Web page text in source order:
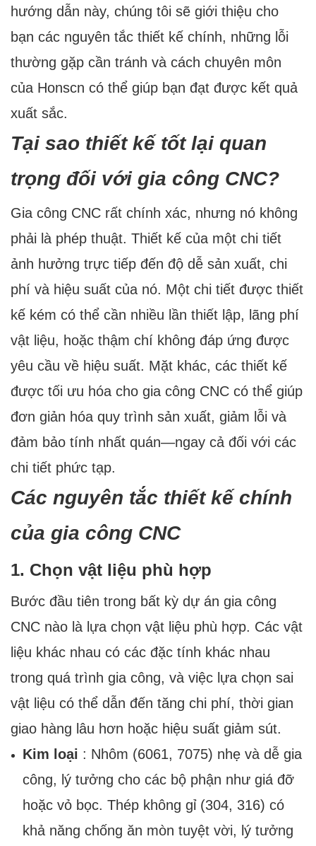
hướng dẫn này, chúng tôi sẽ giới thiệu cho
bạn các nguyên tắc thiết kế chính, những lỗi
thường gặp cần tránh và cách chuyên môn
của Honscn có thể giúp bạn đạt được kết quả
xuất sắc.
Tại sao thiết kế tốt lại quan
trọng đối với gia công CNC?
Gia công CNC rất chính xác, nhưng nó không
phải là phép thuật. Thiết kế của một chi tiết
ảnh hưởng trực tiếp đến độ dễ sản xuất, chi
phí và hiệu suất của nó. Một chi tiết được thiết
kế kém có thể cần nhiều lần thiết lập, lãng phí
vật liệu, hoặc thậm chí không đáp ứng được
yêu cầu về hiệu suất. Mặt khác, các thiết kế
được tối ưu hóa cho gia công CNC có thể giúp
đơn giản hóa quy trình sản xuất, giảm lỗi và
đảm bảo tính nhất quán—ngay cả đối với các
chi tiết phức tạp.
Các nguyên tắc thiết kế chính
của gia công CNC
1. Chọn vật liệu phù hợp
Bước đầu tiên trong bất kỳ dự án gia công
CNC nào là lựa chọn vật liệu phù hợp. Các vật
liệu khác nhau có các đặc tính khác nhau
trong quá trình gia công, và việc lựa chọn sai
vật liệu có thể dẫn đến tăng chi phí, thời gian
giao hàng lâu hơn hoặc hiệu suất giảm sút.
Kim loại : Nhôm (6061, 7075) nhẹ và dễ gia
công, lý tưởng cho các bộ phận như giá đỡ
hoặc vỏ bọc. Thép không gỉ (304, 316) có
khả năng chống ăn mòn tuyệt vời, lý tưởng